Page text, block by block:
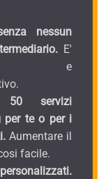
nessun
E'
e
servizi
per te o per i
Aumentare il
facile.